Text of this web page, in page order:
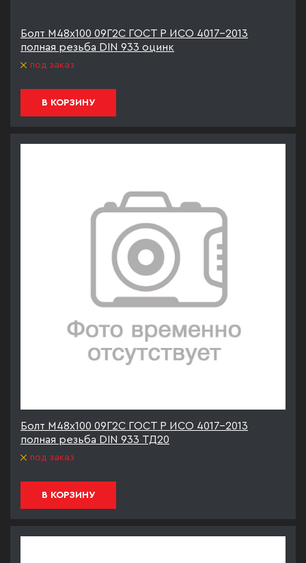
Болт М48х100 09Г2С ГОСТ Р ИСО 4017-2013
полная резьба DIN 933 оцинк
под заказ
В КОРЗИНУ
Болт М48х100 09Г2С ГОСТ Р ИСО 4017-2013
полная резьба DIN 933 ТД20
под заказ
В КОРЗИНУ